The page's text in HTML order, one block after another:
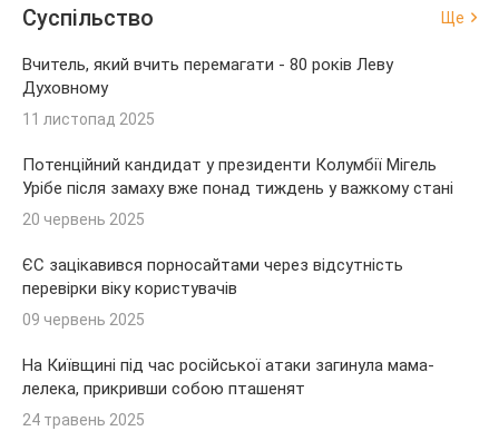
Суспільство Ще
Вчитель, який вчить перемагати - 80 років Леву
Духовному
11 листопад 2025
Потенційний кандидат у президенти Колумбії Мігель
Урібе після замаху вже понад тиждень у важкому стані
20 червень 2025
ЄС зацікавився порносайтами через відсутність
перевірки віку користувачів
09 червень 2025
На Київщині під час російської атаки загинула мама-
лелека, прикривши собою пташенят
24 травень 2025